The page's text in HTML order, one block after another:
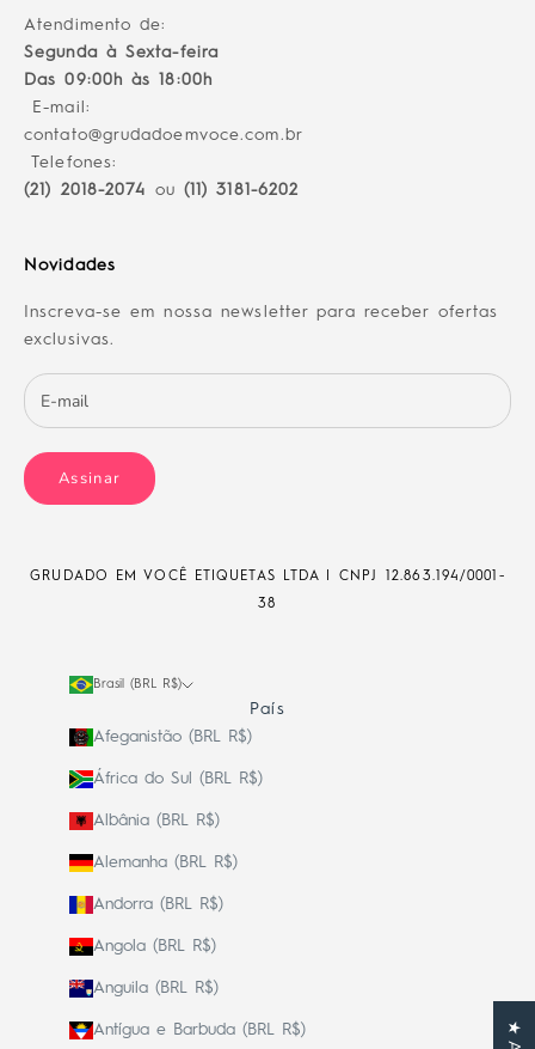
Atendimento de:
Segunda à Sexta-feira
Das 09:00h às 18:00h
E-mail:
contato@grudadoemvoce.com.br
Telefones:
(21) 2018-2074
ou (11) 3181-6202
Novidades
Inscreva-se em nossa newsletter para receber ofertas
exclusivas.
Assinar
GRUDADO EM VOCÊ ETIQUETAS LTDA | CNPJ
12.863.194/0001-
38
Brasil (BRL R$)
País
Afeganistão (BRL R$)
África do Sul (BRL R$)
Albânia (BRL R$)
Alemanha (BRL R$)
Andorra (BRL R$)
Angola (BRL R$)
Anguila (BRL R$)
Antígua e Barbuda (BRL R$)